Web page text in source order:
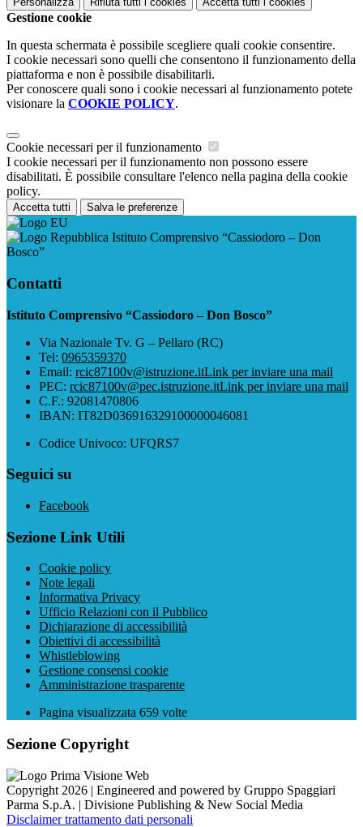
Gestione cookie
In questa schermata è possibile scegliere quali cookie consentire.
I cookie necessari sono quelli che consentono il funzionamento della
piattaforma e non è possibile disabilitarli.
Per conoscere quali sono i cookie necessari al funzionamento potete
visionare la COOKIE POLICY.
Cookie necessari per il funzionamento
I cookie necessari per il funzionamento non possono essere
disabilitati. È possibile consultare l'elenco nella pagina della cookie
policy.
Accetta tutti Salva le preferenze
Istituto Comprensivo “Cassiodoro – Don
Bosco”
Contatti
Istituto Comprensivo “Cassiodoro – Don Bosco”
Via Nazionale Tv. G – Pellaro (RC)
Tel: 0965359370
Email: rcic87100v@istruzione.itLink per inviare una mail
PEC: rcic87100v@pec.istruzione.itLink per inviare una mail
C.F.: 92081470806
IBAN: IT82D036916329100000046081
Codice Univoco: UFQRS7
Seguici su
Facebook
Sezione Link Utili
Cookie policy
Note legali
Informativa Privacy
Ufficio Relazioni con il Pubblico
Dichiarazione di accessibilità
Obiettivi di accessibilità
Whistleblowing
Gestione consensi cookie
Amministrazione trasparente
Pagina visualizzata 659 volte
Sezione Copyright
Copyright 2026 | Engineered and powered by Gruppo Spaggiari
Parma S.p.A. | Divisione Publishing & New Social Media
Disclaimer trattamento dati personali